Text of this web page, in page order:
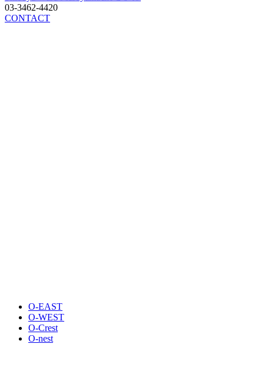
03-3462-4420
CONTACT
O-EAST
O-WEST
O-Crest
O-nest